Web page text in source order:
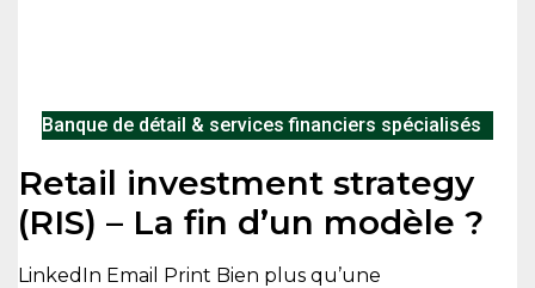
Banque de détail & services financiers spécialisés
Retail investment strategy
(RIS) – La fin d’un modèle ?
LinkedIn Email Print Bien plus qu’une